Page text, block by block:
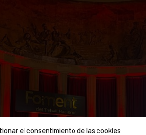
el consentimiento de las cookies